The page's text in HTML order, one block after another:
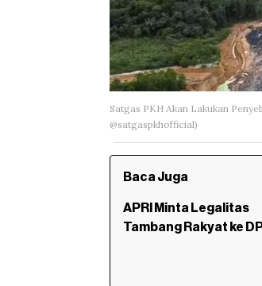
Satgas PKH Akan Lakukan
@satgaspkhofficial)
Baca Juga
APRI Minta Legalitas
Tambang Rakyat ke